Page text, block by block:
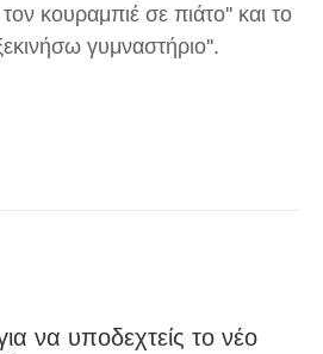
κουραμπιέ σε πιάτο'' και το
γυμναστήριο''.
να υποδεχτείς το νέο